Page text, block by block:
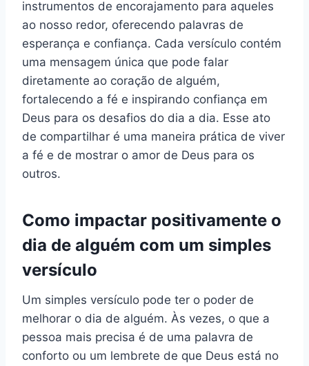
instrumentos de encorajamento para aqueles
ao nosso redor, oferecendo palavras de
esperança e confiança. Cada versículo contém
uma mensagem única que pode falar
diretamente ao coração de alguém,
fortalecendo a fé e inspirando confiança em
Deus para os desafios do dia a dia. Esse ato
de compartilhar é uma maneira prática de viver
a fé e de mostrar o amor de Deus para os
outros.
Como impactar positivamente o
dia de alguém com um simples
versículo
Um simples versículo pode ter o poder de
melhorar o dia de alguém. Às vezes, o que a
pessoa mais precisa é de uma palavra de
conforto ou um lembrete de que Deus está no